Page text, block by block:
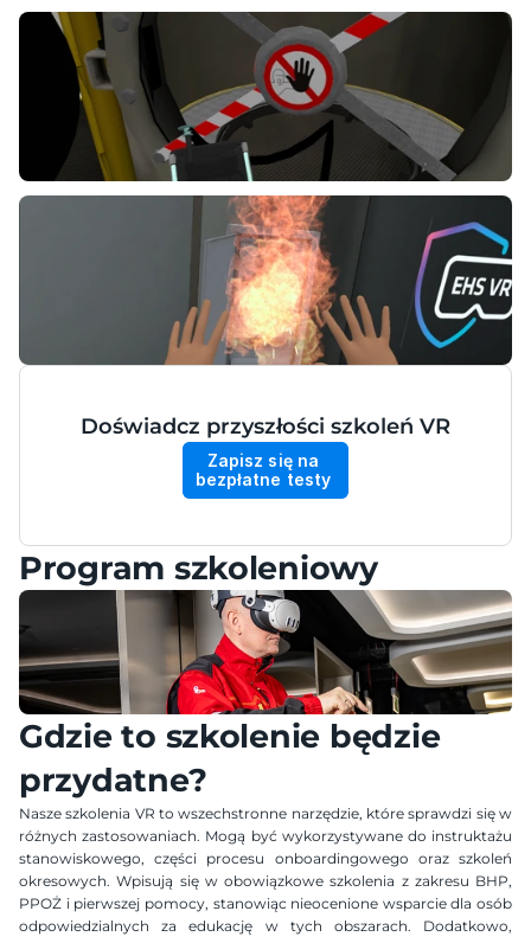
Doświadcz przyszłości szkoleń VR
Zapisz się na
bezpłatne testy
Program szkoleniowy
Gdzie to szkolenie będzie
przydatne?
Nasze szkolenia VR to wszechstronne narzędzie, które sprawdzi się w
różnych zastosowaniach. Mogą być wykorzystywane do instruktażu
stanowiskowego, części procesu onboardingowego oraz szkoleń
okresowych. Wpisują się w obowiązkowe szkolenia z zakresu BHP,
PPOŻ i pierwszej pomocy, stanowiąc nieocenione wsparcie dla osób
odpowiedzialnych za edukację w tych obszarach. Dodatkowo,